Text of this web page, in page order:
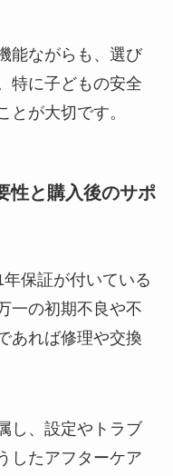
能ながらも、選び
特に子どもの安全
とが大切です。
性と購入後のサポ
保証が付いている
一の初期不良や不
あれば修理や交換
し、設定やトラブ
したアフターケア